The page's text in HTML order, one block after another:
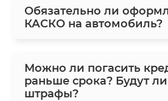
Обязательно ли
КАСКО на автомобиль?
Можно ли погасить
раньше срока? Будут ли
штрафы?